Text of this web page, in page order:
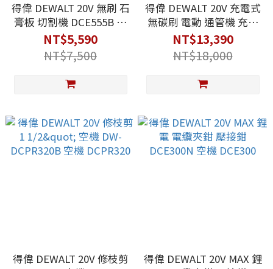
得偉 DEWALT 20V 無刷 石
膏板 切割機 DCE555B 空
機 DCE555
NT$5,590
NT$7,500
得偉 DEWALT 20V 充電式
無碳刷 電動 通管機 充電
通管機 DCD200N 空機
DCD200
NT$13,390
NT$18,000
得偉 DEWALT 20V 修枝剪
得偉 DEWALT 20V MAX 鋰